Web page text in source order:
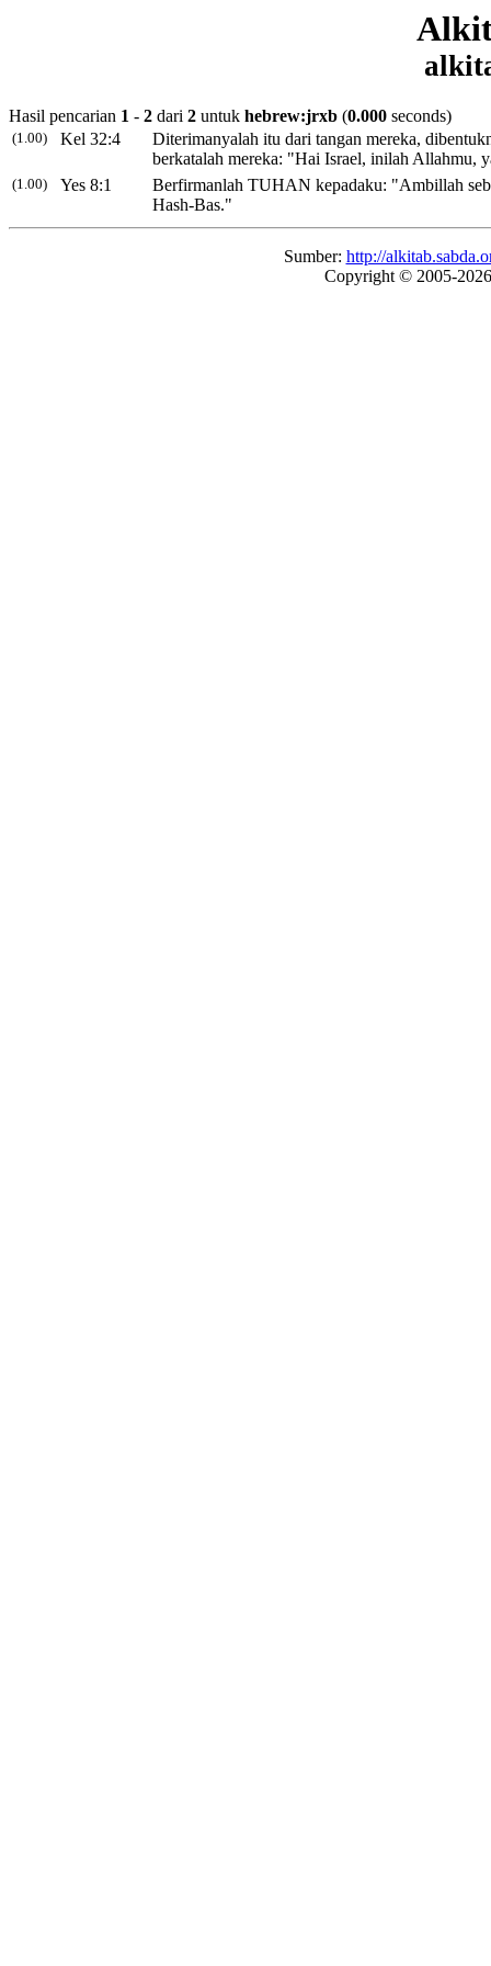
Hasil pencarian 1 - 2 dari 2 untuk hebrew:jrxb (0.000 seconds)
(1.00) Kel 32:4
Diterimanyalah itu dari tangan mereka,
berkatalah mereka: "Hai Israel, inilah Allahmu,
(1.00) Yes 8:1
Berfirmanlah TUHAN kepadaku: "Ambillah
Hash-Bas."
Sumber: http://
Copyright © 2005-